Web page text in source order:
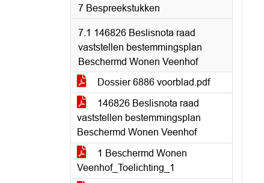
7 Bespreekstukken
7.1 146826 Beslisnota raad
vaststellen bestemmingsplan
Beschermd Wonen Veenhof
Dossier 6886 voorblad.pdf
146826 Beslisnota raad
vaststellen bestemmingsplan
Beschermd Wonen Veenhof
1 Beschermd Wonen
Veenhof_Toelichting_1